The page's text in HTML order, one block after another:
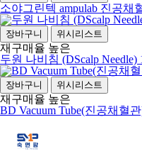
소야그린텍 ampulab 진공채
장바구니 위시리스트
재구매율 높은
두원 나비침 (DScalp Needle)
장바구니 위시리스트
재구매율 높은
BD Vacuum Tube(진공채혈